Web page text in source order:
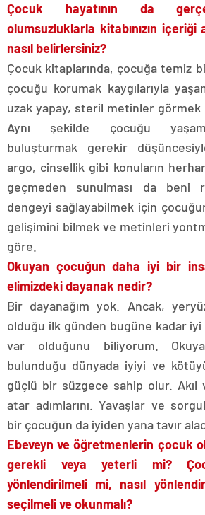
Çocuk hayatının da
olumsuzluklarla kitabınızın içeriği
nasıl belirlersiniz?
Çocuk kitaplarında, çocuğa temiz
çocuğu korumak kaygılarıyla
uzak yapay, steril metinler görmek
Aynı şekilde çocuğu
buluşturmak gerekir
argo, cinsellik gibi konuların
geçmeden sunulması da beni
dengeyi sağlayabilmek için
gelişimini bilmek ve metinleri
göre.
Okuyan çocuğun daha iyi bir
elimizdeki dayanak nedir?
Bir dayanağım yok. Ancak,
olduğu ilk günden bugüne kadar iyi
var olduğunu biliyorum.
bulunduğu dünyada iyiyi ve
güçlü bir süzgece sahip olur.
atar adımlarını. Yavaşlar ve
bir çocuğun da iyiden yana tavır
Ebeveyn ve öğretmenlerin çocuk
gerekli veya yeterli mi?
yönlendirilmeli mi, nasıl
seçilmeli ve okunmalı?